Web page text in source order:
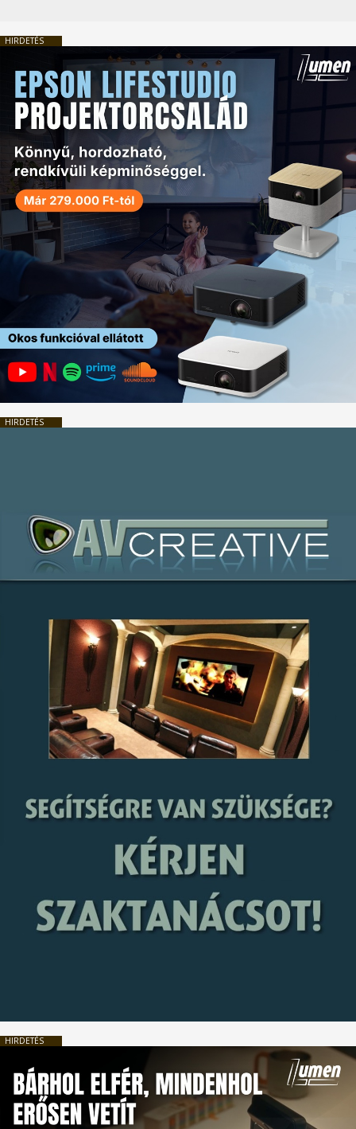
HIRDETÉS
HIRDETÉS
HIRDETÉS